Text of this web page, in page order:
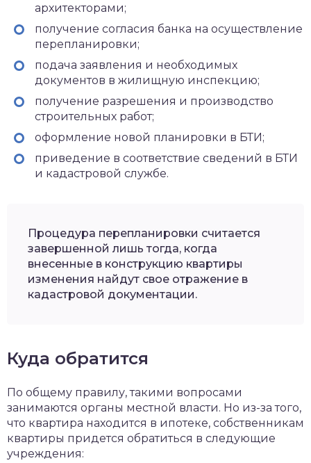
архитекторами;
получение согласия банка на осуществление
перепланировки;
подача заявления и необходимых
документов в жилищную инспекцию;
получение разрешения и производство
строительных работ;
оформление новой планировки в БТИ;
приведение в соответствие сведений в БТИ
и кадастровой службе.
Процедура перепланировки считается
завершенной лишь тогда, когда
внесенные в конструкцию квартиры
изменения найдут свое отражение в
кадастровой документации.
Куда обратится
По общему правилу, такими вопросами
занимаются органы местной власти. Но из-за того,
что квартира находится в ипотеке, собственникам
квартиры придется обратиться в следующие
учреждения: